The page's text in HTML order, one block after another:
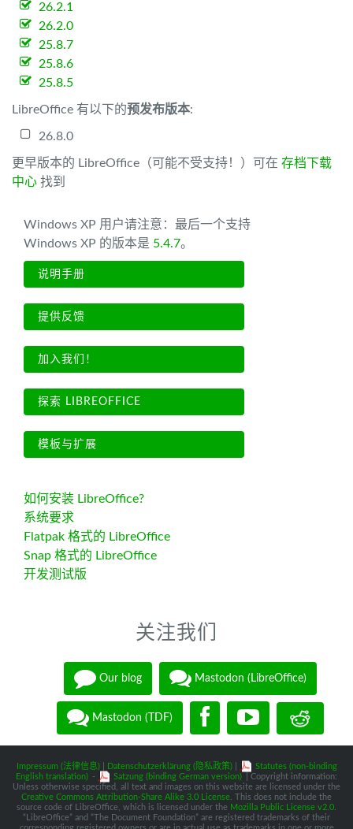
26.2.1
26.2.0
25.8.7
25.8.6
25.8.5
LibreOffice 有以下的预发布版本:
26.8.0
更早版本的 LibreOffice（可能不受支持！）可在 存档下载
中心 找到
Windows XP 用户请注意：最后一个支持
Windows XP 的版本是 5.4.7。
说明手册
提供反馈
加入我们！
探索 LIBREOFFICE
模板与扩展
如何安装 LibreOffice?
系统要求
Flatpak 格式的 LibreOffice
Snap 格式的 LibreOffice
开发测试版
关注我们
Our blog Mastodon (LibreOffice)
Mastodon (TDF)
Impressum (法律信息)| Datenschutzerklärung (隐私政策)|
Statutes (non-binding
English translation) - Satzung (binding German version)
| Copyright information:
Unless otherwise specified, all text and images on this website are licensed under the
Creative Commons Attribution-Share Alike 3.0 License . This does not include the
source code of LibreOffice, which is licensed under the Mozilla Public License v2.0
“LibreOffice” and “The Document Foundation” are registered trademarks of their